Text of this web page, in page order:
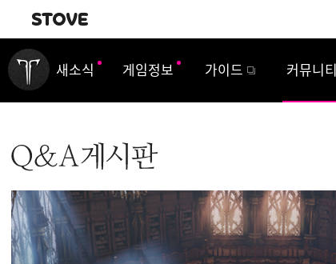
내비게이션
새소식 게임정보 가이드 커뮤니티